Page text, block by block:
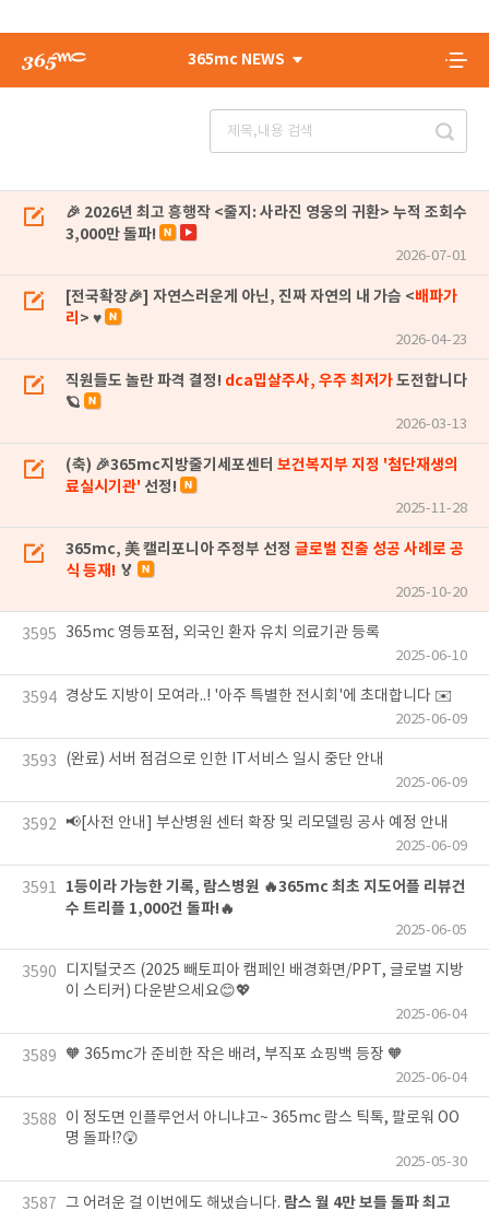
365mc NEWS
🎉 2026년 최고 흥행작 <줄지: 사라진 영웅의 귀환> 누적 조회수
3,000만 돌파!
2026-07-01
[전국확장🎉] 자연스러운게 아닌, 진짜 자연의 내 가슴 <배파가
리 > ♥
2026-04-23
직원들도 놀란 파격 결정! dca밉살주사, 우주 최저가도전합니다
🪐
2026-03-13
(축) 🎉365mc지방줄기세포센터 보건복지부 지정 '첨단재생의
료실시기관' 선정!
2025-11-28
365mc, 美 캘리포니아 주정부 선정 글로벌 진출 성공 사례로 공
식 등재! 🏅
2025-10-20
3595 365mc 영등포점, 외국인 환자 유치 의료기관 등록
2025-06-10
3594 경상도 지방이 모여라..! '아주 특별한 전시회'에 초대합니다 ✉️
2025-06-09
3593 (완료) 서버 점검으로 인한 IT서비스 일시 중단 안내
2025-06-09
3592 📢[사전 안내] 부산병원 센터 확장 및 리모델링 공사 예정 안내
2025-06-09
3591
1등이라 가능한 기록, 람스병원 🔥365mc 최초 지도어플 리뷰건
수 트리플 1,000건 돌파!🔥
2025-06-05
3590
디지털굿즈 (2025 빼토피아 캠페인 배경화면/PPT, 글로벌 지방
이 스티커) 다운받으세요😊💖
2025-06-04
3589 🧡 365mc가 준비한 작은 배려, 부직포 쇼핑백 등장 🧡
2025-06-04
3588
이 정도면 인플루언서 아니냐고~ 365mc 람스 틱톡, 팔로워 OO
명 돌파!?😲
2025-05-30
3587 그 어려운 걸 이번에도 해냈습니다. 람스 월 4만 보틀 돌파 최고